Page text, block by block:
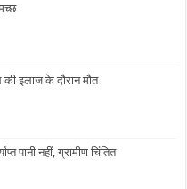
इलाज के दौरान मौत
पानी नहीं, ग्रामीण चिंतित